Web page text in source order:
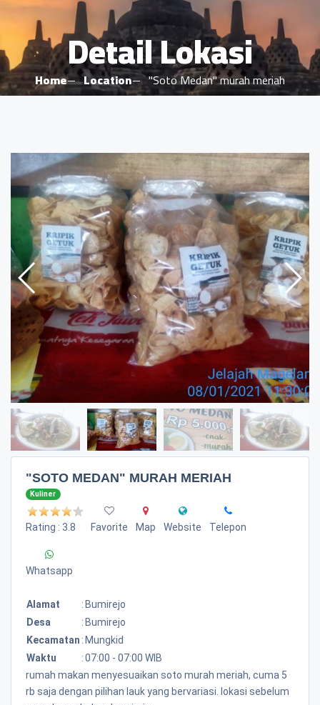
Detail Lokasi
Home Location "Soto Medan" murah meriah
"SOTO MEDAN" MURAH MERIAH
Kuliner
Rating : 3.8 Favorite Map Website Telepon
Whatsapp
Alamat : Bumirejo
Desa
: Bumirejo
Kecamatan : Mungkid
Waktu
:07:00 - 07:00 WIB
rumah makan menyesuaikan soto murah meriah, cuma 5
rb saja dengan pilihan lauk yang bervariasi. lokasi sebelum